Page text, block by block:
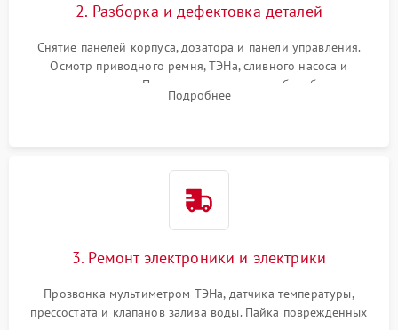
2. Разборка и дефектовка деталей
Снятие панелей корпуса, дозатора и панели управления.
Осмотр приводного ремня, ТЭНа, сливного насоса и
амортизаторов. Проверка подшипников барабана и
крестовины на износ, а манжеты люка на разрывы.
Подробнее
3. Ремонт электроники и электрики
Прозвонка мультиметром ТЭНа, датчика температуры,
прессостата и клапанов залива воды. Пайка поврежденных